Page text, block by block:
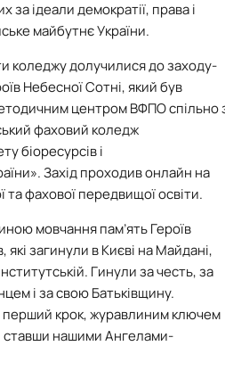
мови
та буфети
квитки
мов
підтримка
середовище
вчених
школи
рекомендації, пам'ятки
комплекс, лісове і
господарство, ветеринарна
НУБіП України
проведення НТЗ
журнали НУБіП України
журнали НУБіП України (English)
про проведення науково-
планування та організації
НТЗ
науково-технічних заходів
наукових послуг
рада
університету
випускники та працівники
захисників України
доктори і професори НУБіП України
кур'єр
ректора
розвитку університету
– 2025»
інформації
заходи
особа з питань запобігання
про антикорупційного
НУБіП України
нормативно-правові акти
правові акти НУБіП України
ресурси НАЗК
заходи
за ідеали демократії, права і
майбутнє України.
коледжу долучилися до заходу-
Небесної Сотні, який був
центром ВФПО спільно
фаховий коледж
біоресурсів і
Захід проходив онлайн на
фахової передвищої освіти.
мовчання пам’ять Героїв
які загинули в Києві на Майдані,
Гинули за честь, за
і за свою Батьківщину.
перший крок, журавлиним ключем
ставши нашими Ангелами-